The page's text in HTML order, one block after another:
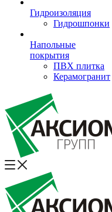
Гидроизоляция
Гидрошпонки
Напольные
покрытия
ПВХ плитка
Керамогранит